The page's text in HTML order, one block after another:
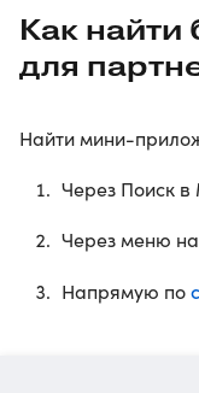
Как найти
для
Найти мини-
Через Поиск в
Через меню
Напрямую по